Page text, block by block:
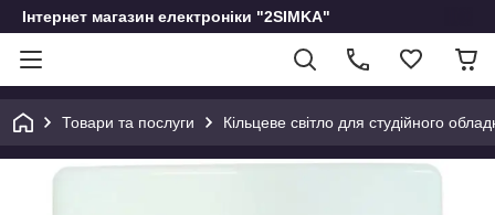
Інтернет магазин електроніки "2SIMKA"
Товари та послуги Кільцеве світло для студійного